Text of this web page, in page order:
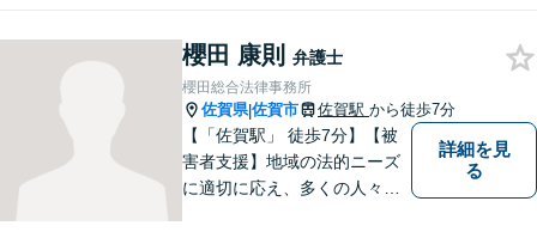
案いたします。【債務整理・
残業代請求については初回面
談無料】【土日祝・夜間相談
可】
櫻田 康則 弁護士
櫻田総合法律事務所
佐賀県|佐賀市 佐賀駅 から徒歩7分
【「佐賀駅」 徒歩7分】【被
害者支援】地域の法的ニーズ
に適切に応え、多くの人々の
詳細を見
る